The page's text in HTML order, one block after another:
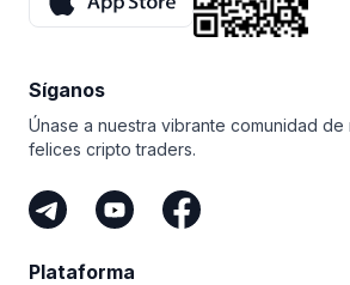
¿Qué le parece esa motivación
Ni siquiera tiene que operar para
único, puede ganar como afiliado de
Es la forma más fácil de ganar
arriesgar su propio dinero.
Síganos
Únase a nuestra vibrante comunidad
felices cripto traders.
Plataforma